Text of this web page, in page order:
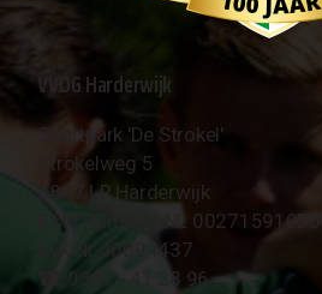
VVOG Harderwijk
Sportpark 'De Strokel'
Strokelweg 5
3847 LR Harderwijk
BTW Nummer NL 002715910B01
KvK Nr 40094437
☎︎ 0341 - 41 28 96